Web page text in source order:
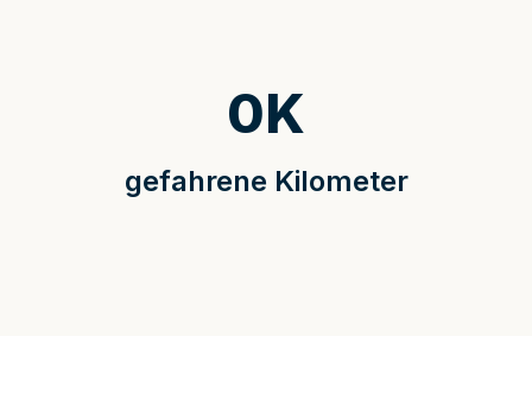
gefahrene Kilometer
0K